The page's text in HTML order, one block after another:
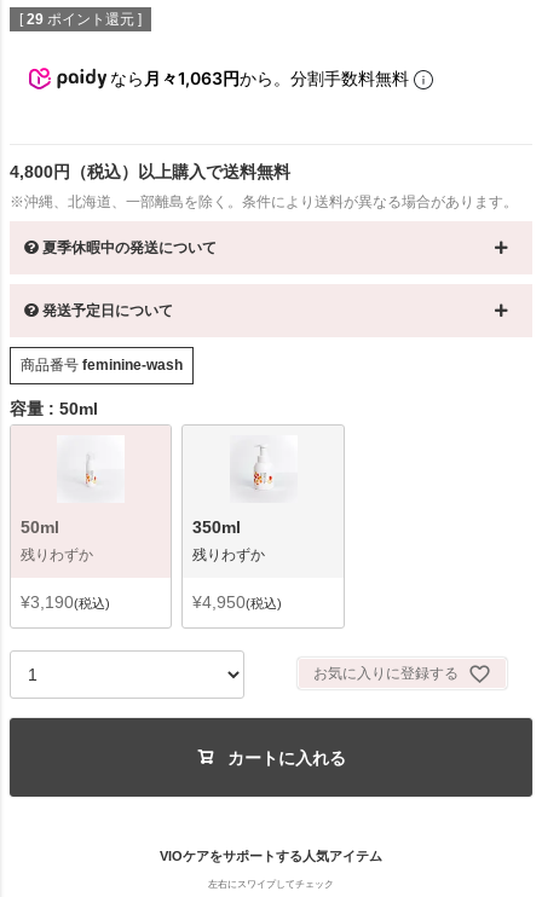
[ 29 ポイント還元 ]
なら 月々1,063円から。分割手数料無料
4,800円（税込）以上購入で送料無料
※沖縄、北海道、一部離島を除く。条件により送料が異なる場合があります。
夏季休暇中の発送について
発送予定日について
商品番号 feminine-wash
容量 50ml
50ml
残りわずか
¥3,190 税込
350ml
残りわずか
¥4,950 税込
お気に入りに登録する
カートに入れる
VIOケアをサポートする人気アイテム
左右にスワイプしてチェック